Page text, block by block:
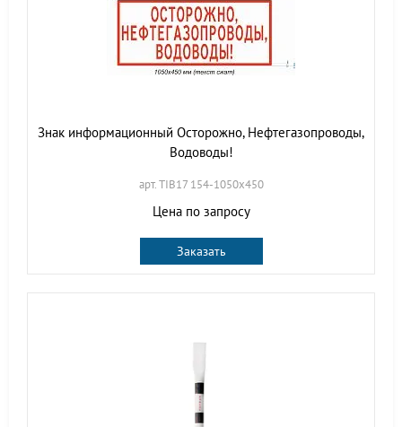
Знак информационный Осторожно, Нефтегазопроводы,
Водоводы!
арт. TIB17 154-1050х450
Цена по запросу
Заказать